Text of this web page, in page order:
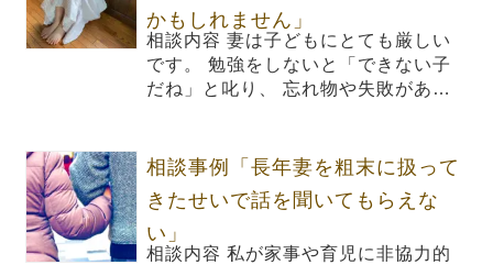
かもしれません」
相談内容 妻は子どもにとても厳しい
です。 勉強をしないと「できない子
だね」と叱り、 忘れ物や失敗があ…
相談事例「長年妻を粗末に扱って
きたせいで話を聞いてもらえな
い」
相談内容 私が家事や育児に非協力的